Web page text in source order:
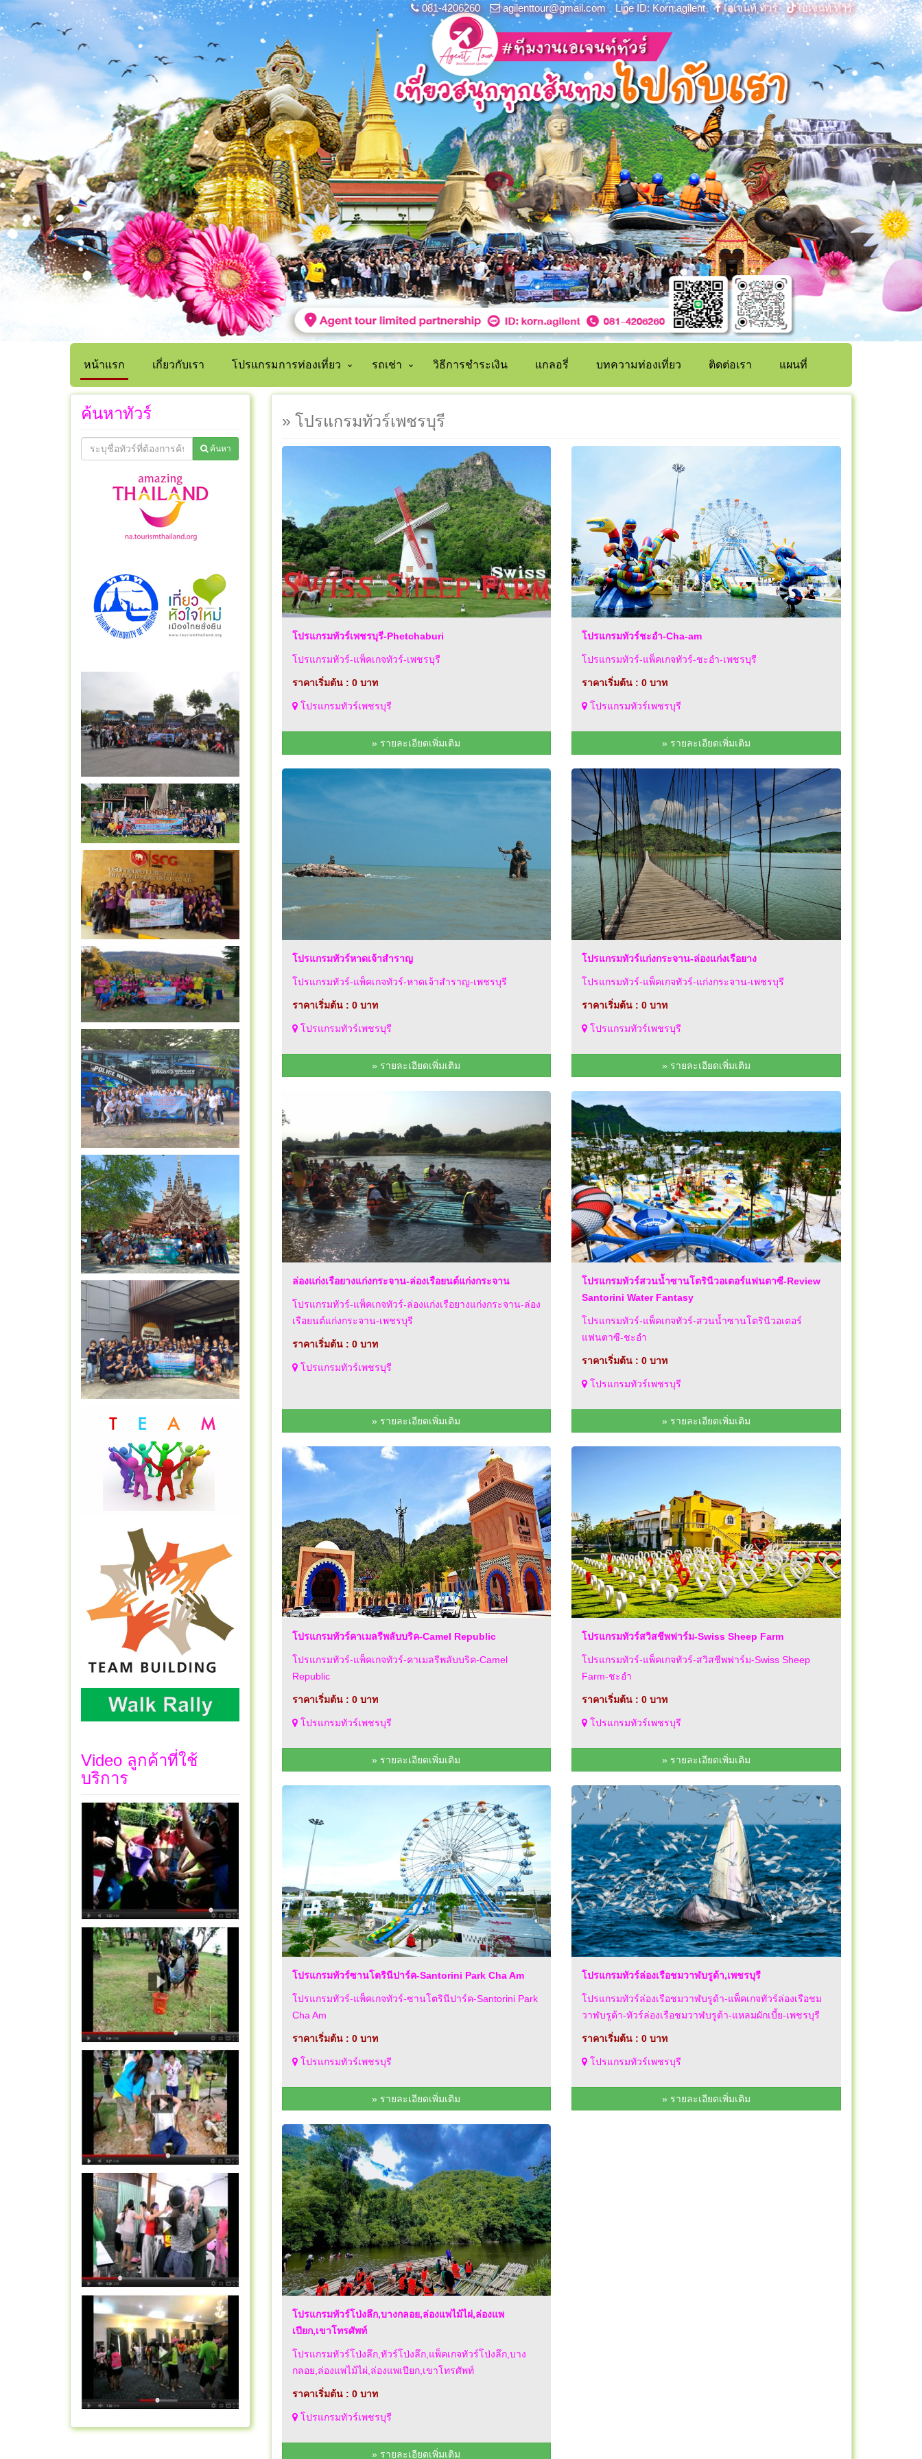
081-4206260 agilenttour@gmail.com Line ID: Korn.agilent เอเจนท์ ทัวร์ เอเจนท์ ทัวร์
หน้าแรก เกี่ยวกับเรา โปรแกรมการท่องเที่ยว รถเช่า วิธีการชำระเงิน แกลอรี่ บทความท่องเที่ยว ติดต่อเรา แผนที่
ค้นหาทัวร์
ค้นหา
Video ลูกค้าที่ใช้
บริการ
» โปรแกรมทัวร์เพชรบุรี
โปรแกรมทัวร์เพชรบุรี-Phetchaburi
โปรแกรมทัวร์-แพ็คเกจทัวร์-เพชรบุรี
ราคาเริ่มต้น : 0 บาท
โปรแกรมทัวร์เพชรบุรี
» รายละเอียดเพิ่มเติม
โปรแกรมทัวร์ชะอำ-Cha-am
โปรแกรมทัวร์-แพ็คเกจทัวร์-ชะอำ-เพชรบุรี
ราคาเริ่มต้น : 0 บาท
โปรแกรมทัวร์เพชรบุรี
» รายละเอียดเพิ่มเติม
โปรแกรมทัวร์หาดเจ้าสำราญ
โปรแกรมทัวร์-แพ็คเกจทัวร์-หาดเจ้าสำราญ-เพชรบุรี
ราคาเริ่มต้น : 0 บาท
โปรแกรมทัวร์เพชรบุรี
» รายละเอียดเพิ่มเติม
โปรแกรมทัวร์แก่งกระจาน-ล่องแก่งเรือยาง
โปรแกรมทัวร์-แพ็คเกจทัวร์-แก่งกระจาน-เพชรบุรี
ราคาเริ่มต้น : 0 บาท
โปรแกรมทัวร์เพชรบุรี
» รายละเอียดเพิ่มเติม
ล่องแก่งเรือยางแก่งกระจาน-ล่องเรือยนต์แก่งกระจาน
โปรแกรมทัวร์-แพ็คเกจทัวร์-ล่องแก่งเรือยางแก่งกระจาน-ล่อง
เรือยนต์แก่งกระจาน-เพชรบุรี
ราคาเริ่มต้น : 0 บาท
โปรแกรมทัวร์เพชรบุรี
» รายละเอียดเพิ่มเติม
โปรแกรมทัวร์สวนน้ำซานโตรินีวอเตอร์แฟนตาซี-Review
Santorini Water Fantasy
โปรแกรมทัวร์-แพ็คเกจทัวร์-สวนน้ำซานโตรินีวอเตอร์
แฟนตาซี-ชะอำ
ราคาเริ่มต้น : 0 บาท
โปรแกรมทัวร์เพชรบุรี
» รายละเอียดเพิ่มเติม
โปรแกรมทัวร์คาเมลรีพลับบริค-Camel Republic
โปรแกรมทัวร์-แพ็คเกจทัวร์-คาเมลรีพลับบริค-Camel
Republic
ราคาเริ่มต้น : 0 บาท
โปรแกรมทัวร์เพชรบุรี
» รายละเอียดเพิ่มเติม
โปรแกรมทัวร์สวิสชีพฟาร์ม-Swiss Sheep Farm
โปรแกรมทัวร์-แพ็คเกจทัวร์-สวิสชีพฟาร์ม-Swiss Sheep
Farm-ชะอำ
ราคาเริ่มต้น : 0 บาท
โปรแกรมทัวร์เพชรบุรี
» รายละเอียดเพิ่มเติม
โปรแกรมทัวร์ซานโตรินีปาร์ค-Santorini Park Cha Am
โปรแกรมทัวร์-แพ็คเกจทัวร์-ซานโตรินีปาร์ค-Santorini Park
Cha Am
ราคาเริ่มต้น : 0 บาท
โปรแกรมทัวร์เพชรบุรี
» รายละเอียดเพิ่มเติม
โปรแกรมทัวร์ล่องเรือชมวาฬบรูด้า,เพชรบุรี
โปรแกรมทัวร์ล่องเรือชมวาฬบรูด้า-แพ็คเกจทัวร์ล่องเรือชม
วาฬบรูด้า-ทัวร์ล่องเรือชมวาฬบรูด้า-แหลมผักเบี้ย-เพชรบุรี
ราคาเริ่มต้น : 0 บาท
โปรแกรมทัวร์เพชรบุรี
» รายละเอียดเพิ่มเติม
โปรแกรมทัวร์โป่งลึก,บางกลอย,ล่องแพไม้ไผ่,ล่องแพ
เปียก,เขาโทรศัพท์
โปรแกรมทัวร์โป่งลึก,ทัวร์โป่งลึก,แพ็คเกจทัวร์โป่งลึก,บาง
กลอย,ล่องแพไม้ไผ่,ล่องแพเปียก,เขาโทรศัพท์
ราคาเริ่มต้น : 0 บาท
โปรแกรมทัวร์เพชรบุรี
» รายละเอียดเพิ่มเติม